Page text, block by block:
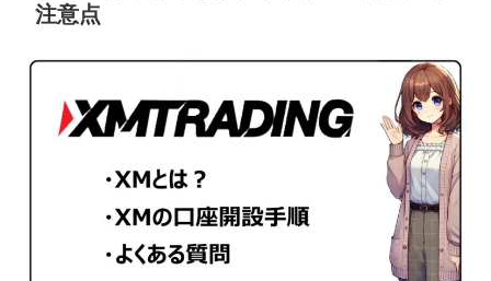
注意点